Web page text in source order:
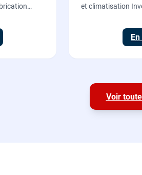
et climatisation
Voir